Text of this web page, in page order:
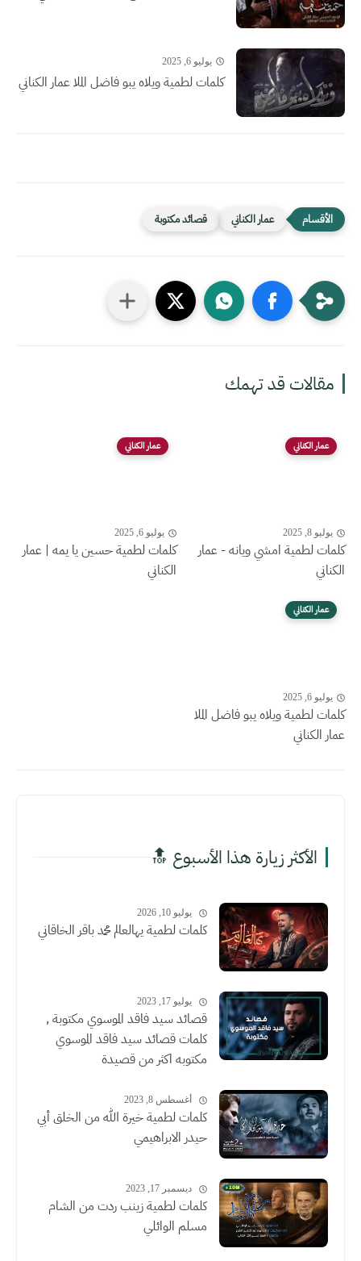
يوليو 6, 2025
كلمات لطمية ويلاه يبو فاضل الملا عمار الكناني
عمار الكناني قصائد مكتوبة
مقالات قد تهمك
عمار الكناني
يوليو 8, 2025
كلمات لطمية امشي ويانه - عمار
الكناني
عمار الكناني
يوليو 6, 2025
كلمات لطمية حسين يا يمه | عمار
الكناني
عمار الكناني
يوليو 6, 2025
كلمات لطمية ويلاه يبو فاضل الملا
عمار الكناني
الأكثر زيارة هذا الأسبوع 🔝
يوليو 10, 2026
كلمات لطمية يهالعالم محمد باقر الخاقاني
يوليو 17, 2023
قصائد سيد فاقد الموسوي مكتوبة ,
كلمات قصائد سيد فاقد الموسوي
مكتوبه اكثر من قصيدة
أغسطس 8, 2023
كلمات لطمية خيرة الله من الخلق أبي
حيدر الابراهيمي
ديسمبر 17, 2023
كلمات لطمية زينب ردت من الشام
مسلم الوائلي